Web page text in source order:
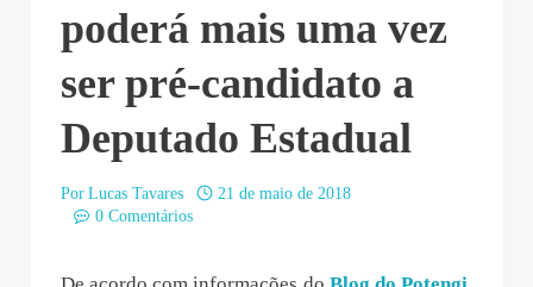
poderá mais uma vez
ser pré-candidato a
Deputado Estadual
Por Lucas Tavares
21 de maio de 2018
0 Comentários